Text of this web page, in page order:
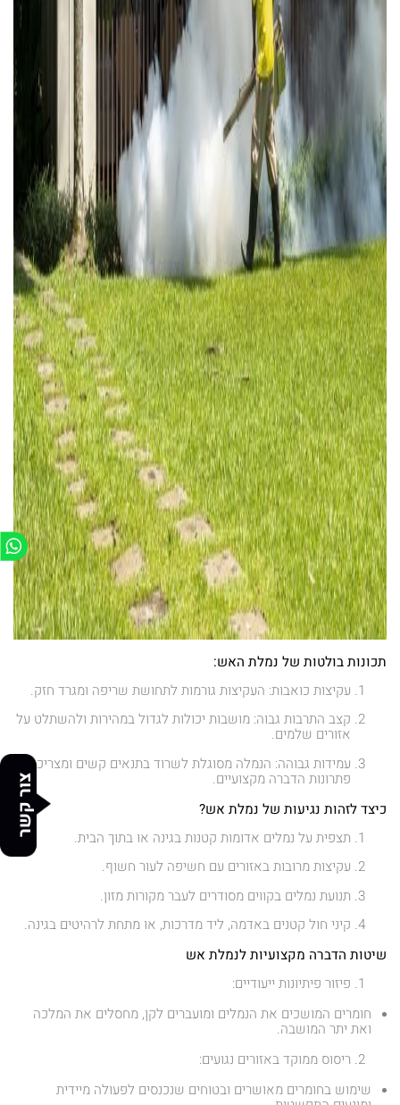
צור קשר
תכונות בולטות של נמלת האש:
עקיצות כואבות: העקיצות גורמות לתחושת שריפה ומגרד חזק.
קצב התרבות גבוה: מושבות יכולות לגדול במהירות ולהשתלט על
אזורים שלמים.
עמידות גבוהה: הנמלה מסוגלת לשרוד בתנאים קשים ומצריכה
פתרונות הדברה מקצועיים.
כיצד לזהות נגיעות של נמלת אש?
תצפית על נמלים אדומות קטנות בגינה או בתוך הבית.
עקיצות מרובות באזורים עם חשיפה לעור חשוף.
תנועת נמלים בקווים מסודרים לעבר מקורות מזון.
קיני חול קטנים באדמה, ליד מדרכות, או מתחת לרהיטים בגינה.
שיטות הדברה מקצועיות לנמלת אש
פיזור פיתיונות ייעודיים:
חומרים המושכים את הנמלים ומועברים לקן, מחסלים את המלכה
ואת יתר המושבה.
ריסוס ממוקד באזורים נגועים:
שימוש בחומרים מאושרים ובטוחים שנכנסים לפעולה מיידית